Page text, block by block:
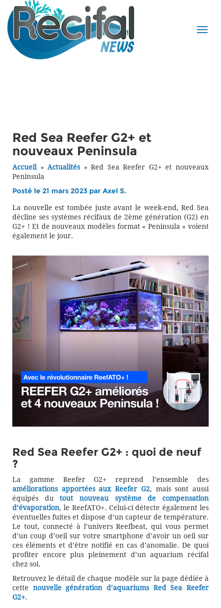
Red Sea Reefer G2+ et
nouveaux Peninsula
Accueil»Actualités»Red Sea Reefer G2+ et nouveaux
Peninsula
Posté le 21 mars 2023 par Axel S.
La nouvelle est tombée juste avant le week-end, Red Sea
décline ses systèmes récifaux de 2ème génération (G2) en
G2+ ! Et de nouveaux modèles format « Peninsula » voient
également le jour.
Red Sea Reefer G2+ : quoi de neuf
?
La gamme Reefer G2+ reprend l’ensemble des
améliorations apportées aux Reefer G2, mais sont aussi
équipés dutout nouveau système de compensation
d’évaporation, le ReefATO+. Celui-ci détecte également les
éventuelles fuites et dispose d’un capteur de température.
Le tout, connecté à l’univers Reefbeat, qui vous permet
d’un coup d’oeil sur votre smartphone d’avoir un oeil sur
ces éléments et d’être notifié en cas d’anomalie. De quoi
profiter encore plus pleinement d’un aquarium récifal
chez soi.
Retrouvez le détail de chaque modèle sur la page dédiée à
cette nouvelle génération d’aquariums Red Sea Reefer
G2+.